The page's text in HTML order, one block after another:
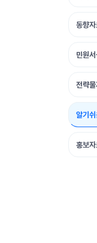
동향
민원서
전략
알기
홍보